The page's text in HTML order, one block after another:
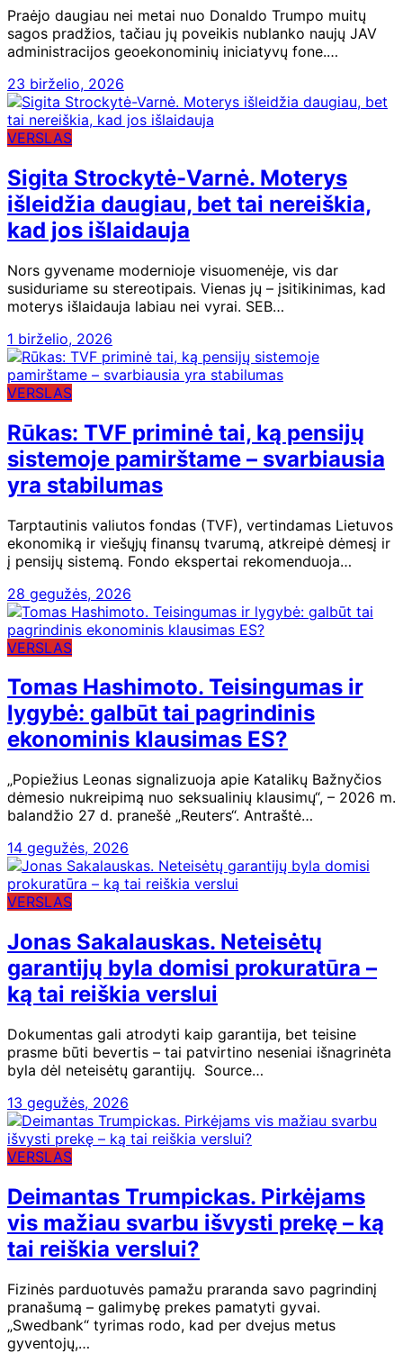
Praėjo daugiau nei metai nuo Donaldo Trumpo muitų
sagos pradžios, tačiau jų poveikis nublanko naujų JAV
administracijos geoekonominių iniciatyvų fone.…
23 birželio, 2026
VERSLAS
Sigita Strockytė-Varnė. Moterys
išleidžia daugiau, bet tai nereiškia,
kad jos išlaidauja
Nors gyvename modernioje visuomenėje, vis dar
susiduriame su stereotipais. Vienas jų – įsitikinimas, kad
moterys išlaidauja labiau nei vyrai. SEB…
1 birželio, 2026
VERSLAS
Rūkas: TVF priminė tai, ką pensijų
sistemoje pamirštame – svarbiausia
yra stabilumas
Tarptautinis valiutos fondas (TVF), vertindamas Lietuvos
ekonomiką ir viešųjų finansų tvarumą, atkreipė dėmesį ir
į pensijų sistemą. Fondo ekspertai rekomenduoja…
28 gegužės, 2026
VERSLAS
Tomas Hashimoto. Teisingumas ir
lygybė: galbūt tai pagrindinis
ekonominis klausimas ES?
„Popiežius Leonas signalizuoja apie Katalikų Bažnyčios
dėmesio nukreipimą nuo seksualinių klausimų“, – 2026 m.
balandžio 27 d. pranešė „Reuters“. Antraštė…
14 gegužės, 2026
VERSLAS
Jonas Sakalauskas. Neteisėtų
garantijų byla domisi prokuratūra –
ką tai reiškia verslui
Dokumentas gali atrodyti kaip garantija, bet teisine
prasme būti bevertis – tai patvirtino neseniai išnagrinėta
byla dėl neteisėtų garantijų. Source…
13 gegužės, 2026
VERSLAS
Deimantas Trumpickas. Pirkėjams
vis mažiau svarbu išvysti prekę – ką
tai reiškia verslui?
Fizinės parduotuvės pamažu praranda savo pagrindinį
pranašumą – galimybę prekes pamatyti gyvai.
„Swedbank“ tyrimas rodo, kad per dvejus metus
gyventojų,…